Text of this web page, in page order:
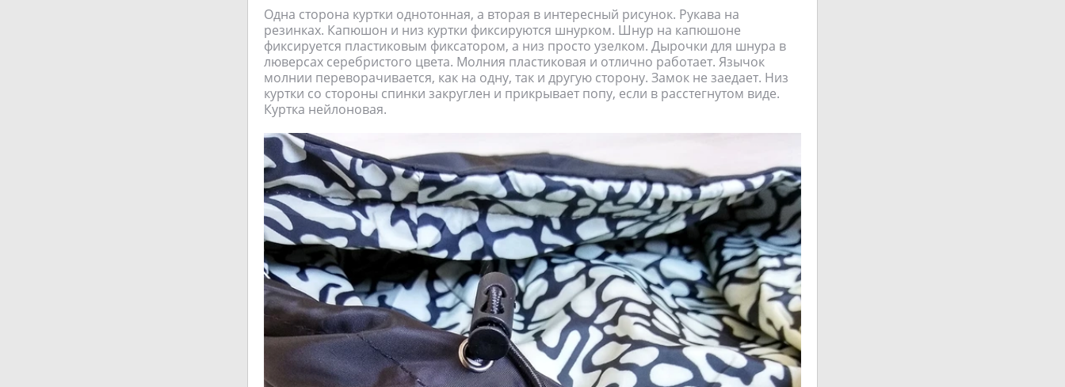
Одна сторона куртки однотонная, а вторая в интересный рисунок. Рукава на
резинках. Капюшон и низ куртки фиксируются шнурком. Шнур на капюшоне
фиксируется пластиковым фиксатором, а низ просто узелком. Дырочки для шнура в
люверсах серебристого цвета. Молния пластиковая и отлично работает. Язычок
молнии переворачивается, как на одну, так и другую сторону. Замок не заедает. Низ
куртки со стороны спинки закруглен и прикрывает попу, если в расстегнутом виде.
Куртка нейлоновая.